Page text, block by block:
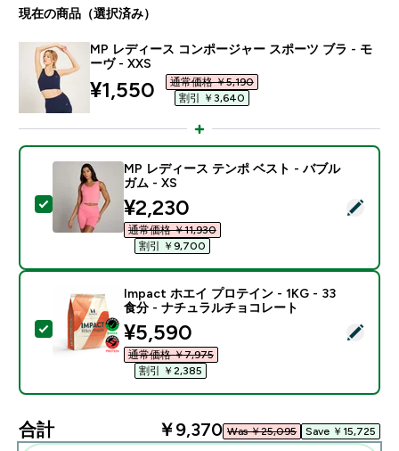
現在の商品（選択済み）
MP レディース コンポージャー スポーツ ブラ - モ
ーヴ - XXS
discounted price
¥1,550‎
通常価格 ￥5,190‎
割引 ￥3,640‎
この商品を選択 - MP レディース テンポ ベスト - バ
MP レディース テンポ ベスト - バブル
ガム - XS
discounted price
¥2,230‎
通常価格 ￥11,930‎
割引 ￥9,700‎
この商品を選択 - Impact ホエイ プロテイン - 1KG -
Impact ホエイ プロテイン - 1KG - 33
食分 - ナチュラルチョコレート
discounted price
¥5,590‎
通常価格 ￥7,975‎
割引 ￥2,385‎
合計 ￥9,370‎ Was ￥25,095‎ Save ￥15,725‎